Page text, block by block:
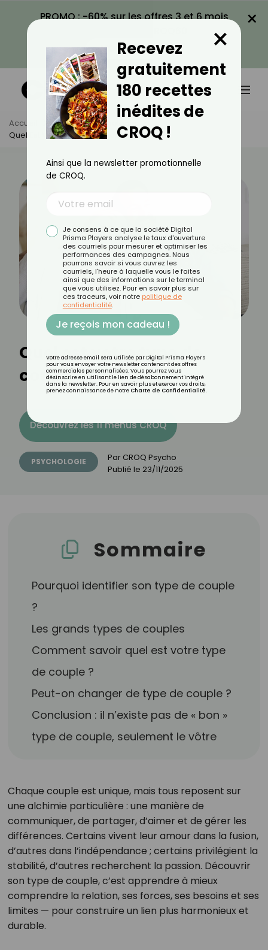
PROMO : -60% sur les offres 3 et 6 mois
VOIR LA PROMO
×
Accueil Actus
Psychologie
Quel Est Votre Type De Couple ?
Quel est votre type de
couple ?
Découvrez les 11 menus CROQ
PSYCHOLOGIE Par CROQ Psycho
Publié le 23/11/2025
Sommaire
Pourquoi identifier son type de couple
?
Les grands types de couples
Comment savoir quel est votre type
de couple ?
Peut-on changer de type de couple ?
Conclusion : il n’existe pas de « bon »
type de couple, seulement le vôtre
Chaque couple est unique, mais tous reposent sur
une alchimie particulière : une manière de
communiquer, de partager, d’aimer et de gérer les
différences. Certains vivent leur amour dans la fusion,
d’autres dans l’indépendance ; certains privilégient la
stabilité, d’autres recherchent la passion. Découvrir
son type de couple, c’est apprendre à mieux
comprendre la relation, ses forces, ses besoins et ses
limites — pour construire un lien plus harmonieux et
durable.
Recevez
gratuitement
180 recettes
inédites de
CROQ !
×
Ainsi que la newsletter promotionnelle
de CROQ.
Je consens à ce que la société Digital
Prisma Players analyse le taux d'ouverture
des courriels pour mesurer et optimiser les
performances des campagnes. Nous
pourrons savoir si vous ouvrez les
courriels, l'heure à laquelle vous le faites
ainsi que des informations sur le terminal
que vous utilisez. Pour en savoir plus sur
ces traceurs, voir notre politique de
confidentialité.
Je reçois mon cadeau !
Votre adresse email sera utilisée par Digital Prisma Players
pour vous envoyer votre newsletter contenant des offres
commerciales personnalisées. Vous pourrez vous
désinscrire en utilisant le lien de désabonnement intégré
dans la newsletter. Pour en savoir plus et exercer vos droits,
prenez connaissance de notre Charte de Confidentialité.